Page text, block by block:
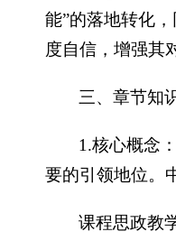
能”的落地转化
度自信，增强其
三、章节知
1.核心概念
要的引领地位。
课程思政教